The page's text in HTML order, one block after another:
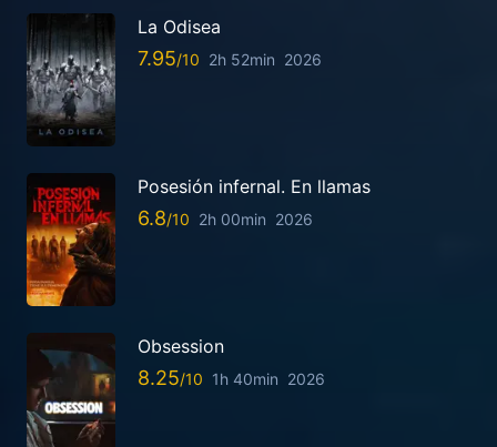
La Odisea
7.95 2h 52min 2026
Posesión infernal. En llamas
6.8 2h 00min 2026
Obsession
8.25 1h 40min 2026